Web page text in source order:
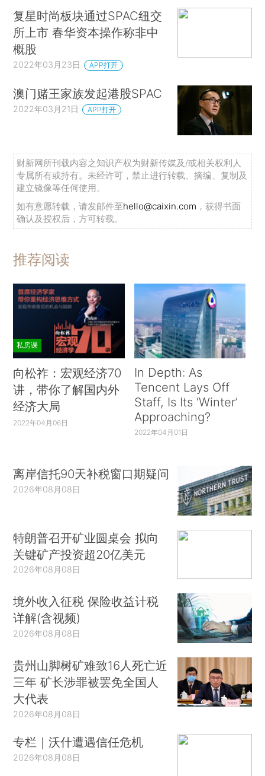
复星时尚板块通过SPAC纽交
所上市 春华资本操作称非中
概股
2022年03月23日 APP打开
澳门赌王家族发起港股SPAC
2022年03月21日 APP打开
财新网所刊载内容之知识产权为财新传媒及/或相关权利人
专属所有或持有。未经许可，禁止进行转载、摘编、复制及
建立镜像等任何使用。
如有意愿转载，请发邮件至hello@caixin.com ，获得书面
确认及授权后，方可转载。
推荐阅读
私房课
向松祚：宏观经济70
讲，带你了解国内外
经济大局
2022年04月06日
In Depth: As
Tencent Lays Off
Staff, Is Its ‘Winter’
Approaching?
2022年04月01日
离岸信托90天补税窗口期疑问
2026年08月08日
特朗普召开矿业圆桌会 拟向
关键矿产投资超20亿美元
2026年08月08日
境外收入征税 保险收益计税
详解(含视频)
2026年08月08日
贵州山脚树矿难致16人死亡近
三年 矿长涉罪被罢免全国人
大代表
2026年08月08日
专栏｜沃什遭遇信任危机
2026年08月08日